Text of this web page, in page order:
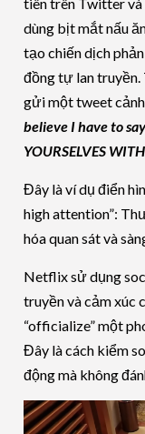
dùng bịt mắt nấu
tạo chiến dịch
đồng tự lan
gửi một tweet cảnh
believe I have to
YOURSELVES
Đây là ví dụ điển
high attention”:
hóa quan sát và
Netflix sử dụng
truyền và cảm xúc
“officialize” một
Đây là cách kiểm
động mà không